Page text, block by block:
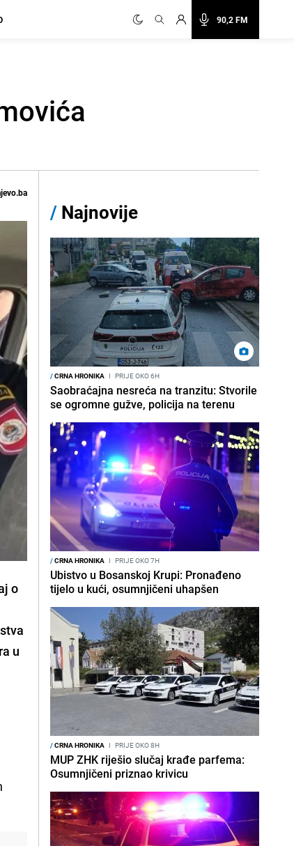
90,2 FM
o
u
/ Najnovije
/CRNA HRONIKA I PRIJE OKO 6H
Saobraćajna nesreća na tranzitu: Stvorile
se ogromne gužve, policija na terenu
/CRNA HRONIKA I PRIJE OKO 7H
Ubistvo u Bosanskoj Krupi: Pronađeno
tijelo u kući, osumnjičeni uhapšen
/CRNA HRONIKA I PRIJE OKO 8H
MUP ZHK riješio slučaj krađe parfema:
Osumnjičeni priznao krivicu